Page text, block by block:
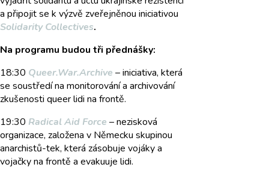
a připojit se k výzvě zveřejněnou iniciativou
Solidarity Collectives.
Na programu budou tři přednášky:
18:30 Queer.War.Archive – iniciativa, která
se soustředí na monitorování a archivování
zkušenosti queer lidi na frontě.
19:30 Radical Aid Force – nezisková
organizace, založena v Německu skupinou
anarchistů-tek, která zásobuje vojáky a
vojačky na frontě a evakuuje lidi.